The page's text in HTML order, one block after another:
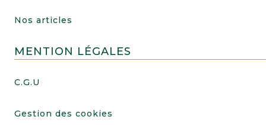
Nos articles
MENTION LÉGALES
C.G.U
Gestion des cookies